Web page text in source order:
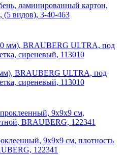
ламинированный картон,
(5 видов), 3-40-463
BRAUBERG ULTRA, под
сиреневый, 113010
9х9х9 см, плотность
122341